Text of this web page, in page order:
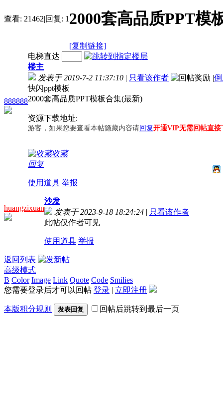
查看: 21462|回复: 1 2000套高品质PPT模
[复制链接]
888888
电梯直达
楼主
发表于 2019-7-2 11:37:10 | 只看该作者 |
快闪ppt模板
2000套高品质PPT模板合集(最新)
资源下载地址:
游客，如果您要查看本帖隐藏内容请 回复开通VIP无需回帖直接
收藏
回复
使用道具 举报
huangzixuan
沙发
发表于 2023-9-18 18:24:24 | 只看该作者
此帖仅作者可见
使用道具 举报
返回列表
高级模式
B Color Image Link Quote Code Smilies
您需要登录后才可以回帖 登录 | 立即注册
本版积分规则 发表回复 回帖后跳转到最后一页